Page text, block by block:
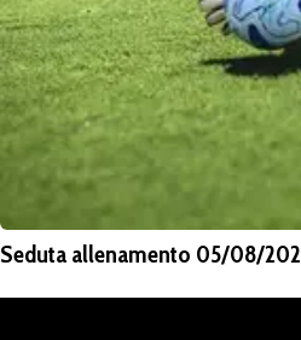
Seduta allenamento 05/08/